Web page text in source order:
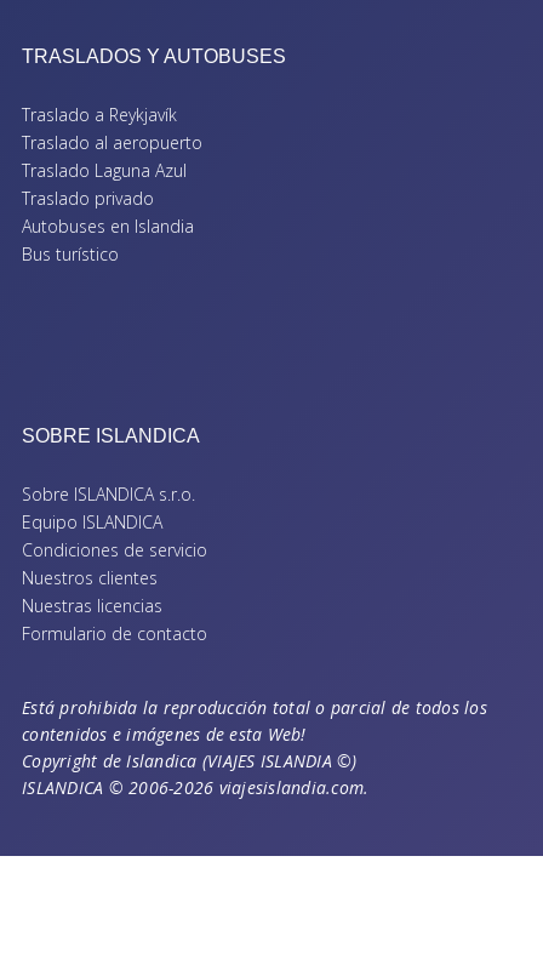
TRASLADOS Y AUTOBUSES
Traslado a Reykjavík
Traslado al aeropuerto
Traslado Laguna Azul
Traslado privado
Autobuses en Islandia
Bus turístico
SOBRE ISLANDICA
Sobre ISLANDICA s.r.o.
Equipo ISLANDICA
Condiciones de servicio
Nuestros clientes
Nuestras licencias
Formulario de contacto
Está prohibida la reproducción total o parcial de todos los
contenidos e imágenes de esta Web!
Copyright de Islandica (VIAJES ISLANDIA ©)
ISLANDICA © 2006-2026 viajesislandia.com.